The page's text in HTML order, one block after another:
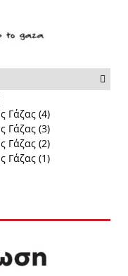
Γάζας (4)
Γάζας (3)
Γάζας (2)
Γάζας (1)